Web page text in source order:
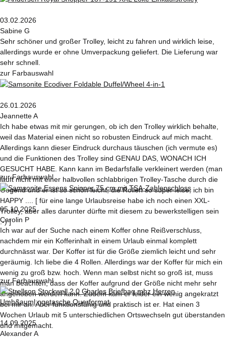
03.02.2026
Sabine G
Sehr schöner und großer Trolley, leicht zu fahren und wirklich leise,
allerdings wurde er ohne Umverpackung geliefert. Die Lieferung war
sehr schnell.
zur Farbauswahl
26.01.2026
Jeannette A
Ich habe etwas mit mir gerungen, ob ich den Trolley wirklich behalte,
weil das Material einen nicht so robusten Eindruck auf mich macht.
Allerdings kann dieser Eindruck durchaus täuschen (ich vermute es)
und die Funktionen des Trolley sind GENAU DAS, WONACH ICH
GESUCHT HABE. Kann kann im Bedarfsfalle verkleinert werden (man
läuft nicht mit einer halbvollen schlabbrigen Trolley-Tasche durch die
Gegend und er ist so schön leicht, die Rollen so super leise, ich bin
HAPPY .... [ für eine lange Urlaubsreise habe ich noch einen XXL-
Trolley, aber alles darunter dürfte mit diesem zu bewerkstelligen sein
:-) ]
zur Farbauswahl
05.10.2025
Carolin P
Ich war auf der Suche nach einem Koffer ohne Reißverschluss,
nachdem mir ein Kofferinhalt in einem Urlaub einmal komplett
durchnässt war. Der Koffer ist für die Größe ziemlich leicht und sehr
geräumig. Ich liebe die 4 Rollen. Allerdings war der Koffer für mich ein
wenig zu groß bzw. hoch. Wenn man selbst nicht so groß ist, muss
man beachten, dass der Koffer aufgrund der Größe nicht mehr sehr
angehoben werden kann. Zudem kam er leider ein wenig angekratzt
bei mir an. Aber funktionsfähig und praktisch ist er. Hat einen 3
Wochen Urlaub mit 5 unterschiedlichen Ortswechseln gut überstanden
und mitgemacht.
zur Farbauswahl
14.09.2025
Alexander A